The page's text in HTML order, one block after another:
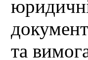
та